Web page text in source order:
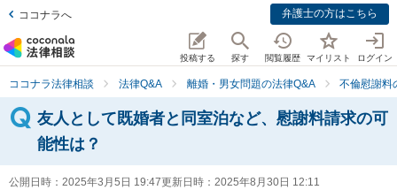
ココナラへ 弁護士の方はこちら
投稿する 探す 閲覧履歴 マイリスト ログイン
ココナラ法律相談 法律Q&A 離婚・男女問題の法律Q&A 不倫慰謝料
友人として既婚者と同室泊など、慰謝料請求の可
能性は？
公開日時： 2025年3月5日 19:47更新日時： 2025年8月30日 12:11